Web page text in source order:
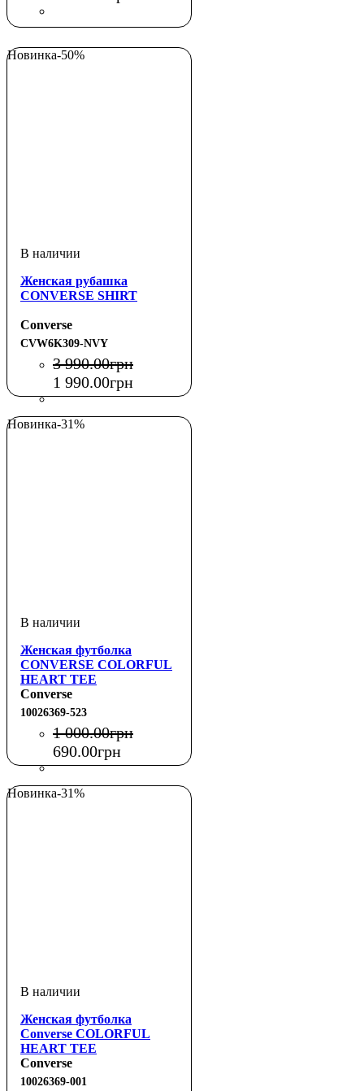
Новинка-50%
Женская рубашка
CONVERSE SHIRT
Converse
CVW6K309-NVY
3 990.00грн
1 990.00грн
Новинка-31%
Женская футболка
CONVERSE COLORFUL
HEART TEE
Converse
10026369-523
1 000.00грн
690.00грн
Новинка-31%
Женская футболка
Converse COLORFUL
HEART TEE
Converse
10026369-001